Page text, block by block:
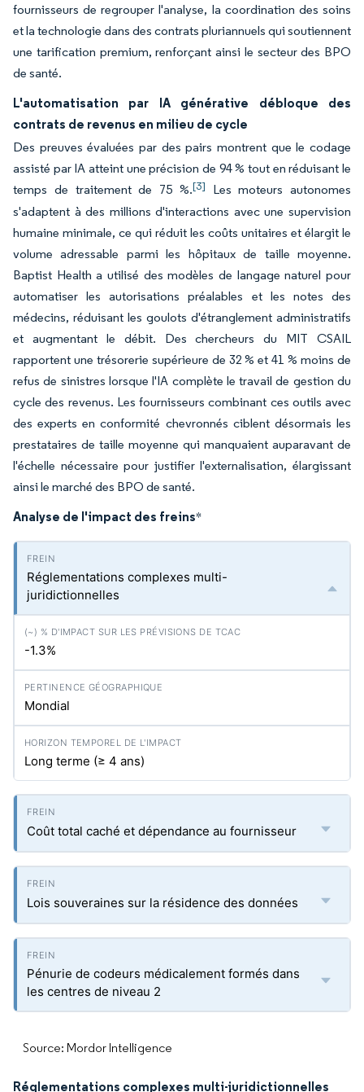
fournisseurs de regrouper l'analyse, la coordination des soins
et la technologie dans des contrats pluriannuels qui soutiennent
une tarification premium, renforçant ainsi le secteur des BPO
de santé.
L'automatisation par IA générative débloque des
contrats de revenus en milieu de cycle
Des preuves évaluées par des pairs montrent que le codage
assisté par IA atteint une précision de 94 % tout en réduisant le
temps de traitement de 75 %.[3]
Les moteurs autonomes
s'adaptent à des millions d'interactions avec une supervision
humaine minimale, ce qui réduit les coûts unitaires et élargit le
volume adressable parmi les hôpitaux de taille moyenne.
Baptist Health a utilisé des modèles de langage naturel pour
automatiser les autorisations préalables et les notes des
médecins, réduisant les goulots d'étranglement administratifs
et augmentant le débit. Des chercheurs du MIT CSAIL
rapportent une trésorerie supérieure de 32 % et 41 % moins de
refus de sinistres lorsque l'IA complète le travail de gestion du
cycle des revenus. Les fournisseurs combinant ces outils avec
des experts en conformité chevronnés ciblent désormais les
prestataires de taille moyenne qui manquaient auparavant de
l'échelle nécessaire pour justifier l'externalisation, élargissant
ainsi le marché des BPO de santé.
Analyse de l'impact des freins*
Réglementations complexes multi-
juridictionnelles
-1.3%
Mondial
Long terme (≥ 4 ans)
Coût total caché et dépendance au fournisseur
Lois souveraines sur la résidence des données
Pénurie de codeurs médicalement formés dans
les centres de niveau 2
Source: Mordor Intelligence
Réglementations complexes multi-juridictionnelles